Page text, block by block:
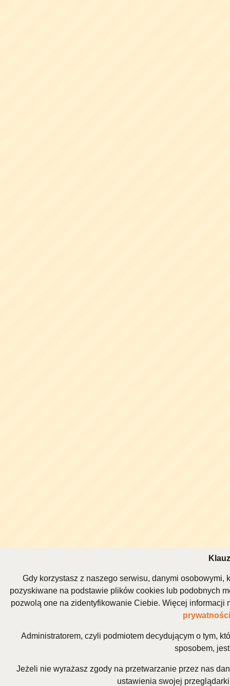
Gdy korzystasz z naszego serwisu, danymi osobowymi,
pozyskiwane na podstawie plików cookies lub podobnych
pozwolą one na zidentyfikowanie Ciebie. Więcej
prywatności
Administratorem, czyli podmiotem decydującym o tym,
sposobem,
Jeżeli nie wyrażasz zgody na przetwarzanie przez nas
ustawienia swojej